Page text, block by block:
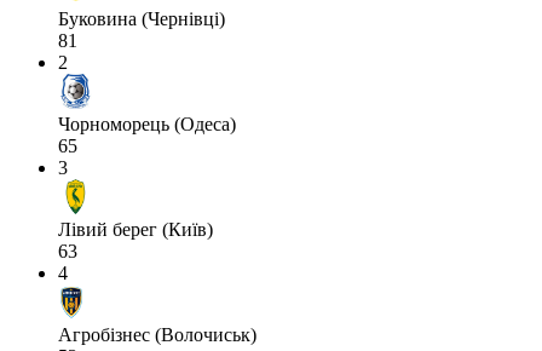
Буковина (Чернівці)
81
2
Чорноморець (Одеса)
65
3
Лівий берег (Київ)
63
4
Агробізнес (Волочиськ)